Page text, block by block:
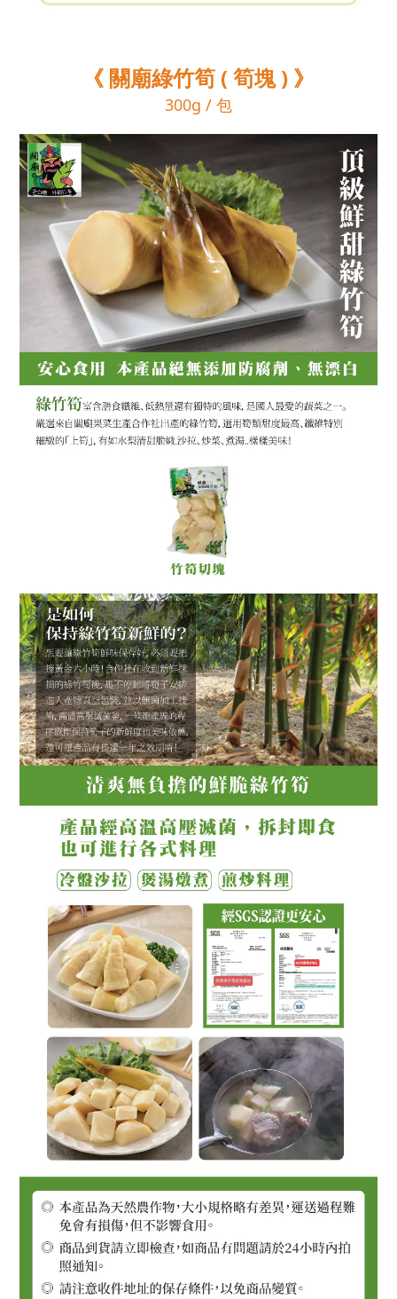
《 關廟綠竹筍 (筍塊 ) 》
300g / 包